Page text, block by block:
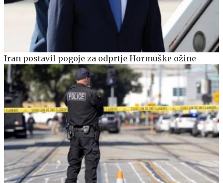
Iran postavil pogoje za odprtje Hormuške ožine